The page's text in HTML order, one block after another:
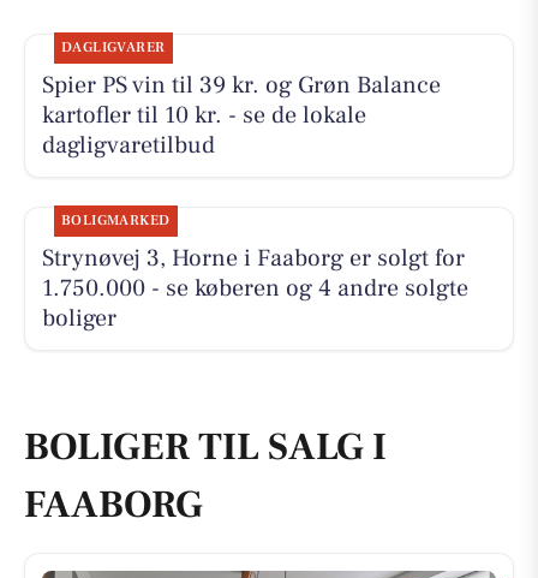
DAGLIGVARER
Spier PS vin til 39 kr. og Grøn Balance
kartofler til 10 kr. - se de lokale
dagligvaretilbud
BOLIGMARKED
Strynøvej 3, Horne i Faaborg er solgt for
1.750.000 - se køberen og 4 andre solgte
boliger
BOLIGER TIL SALG I
FAABORG